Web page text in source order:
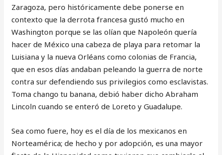
Zaragoza, pero históricamente debe ponerse en
contexto que la derrota francesa gustó mucho en
Washington porque se las olían que Napoleón quería
hacer de México una cabeza de playa para retomar la
Luisiana y la nueva Orléans como colonias de Francia,
que en esos días andaban peleando la guerra de norte
contra sur defendiendo sus privilegios como esclavistas.
Toma chango tu banana, debió haber dicho Abraham
Lincoln cuando se enteró de Loreto y Guadalupe.
Sea como fuere, hoy es el día de los mexicanos en
Norteamérica; de hecho y por adopción, es una mayor